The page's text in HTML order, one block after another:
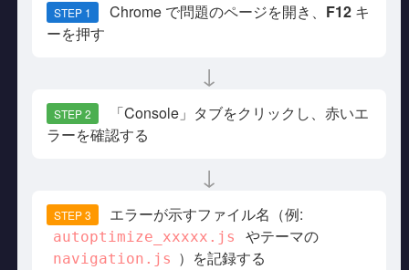
STEP 1 Chrome で問題のページを開き、 F12 キ
ーを押す
↓
STEP 2
「Console」タブをクリックし、赤いエ
ラーを確認する
↓
STEP 3 エラーが示すファイル名（例:
autoptimize_xxxxx.js やテーマの
navigation.js ）を記録する